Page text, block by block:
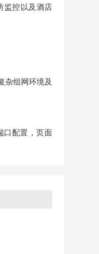
监控以及酒店
杂组网环境及
口配置，页面